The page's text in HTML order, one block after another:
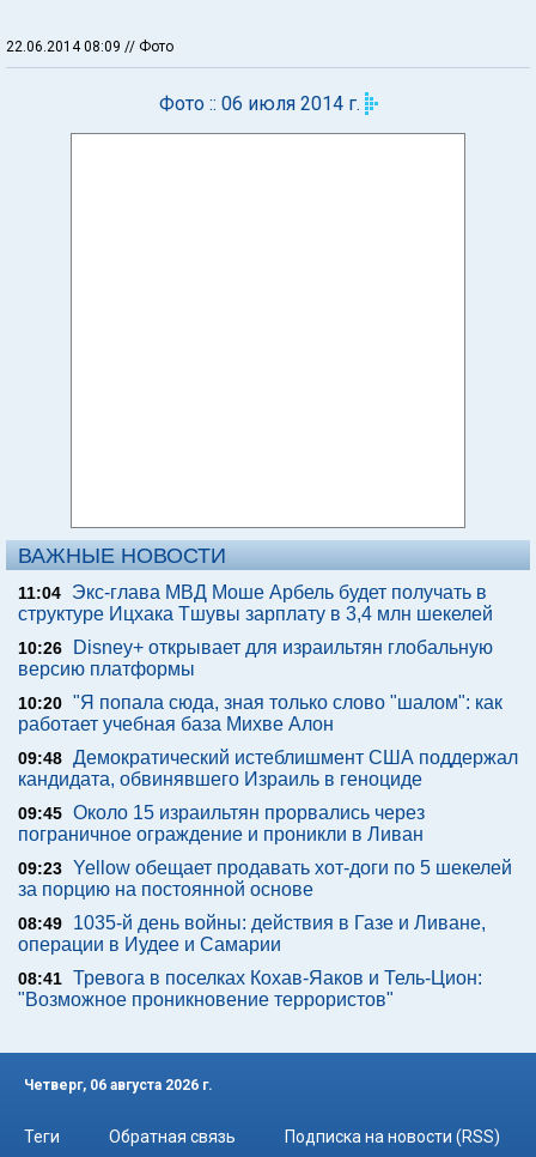
22.06.2014 08:09 // Фото
Фото :: 06 июля 2014 г.
ВАЖНЫЕ НОВОСТИ
11:04
Экс-глава МВД Моше Арбель будет получать в
структуре Ицхака Тшувы зарплату в 3,4 млн шекелей
10:26
Disney+ открывает для израильтян глобальную
версию платформы
10:20 "Я попала сюда, зная только слово "шалом": как
работает учебная база Михве Алон
09:48 Демократический истеблишмент США поддержал
кандидата, обвинявшего Израиль в геноциде
09:45 Около 15 израильтян прорвались через
пограничное ограждение и проникли в Ливан
09:23 Yellow обещает продавать хот-доги по 5 шекелей
за порцию на постоянной основе
08:49
1035-й день войны: действия в Газе и Ливане,
операции в Иудее и Самарии
08:41 Тревога в поселках Кохав-Яаков и Тель-Цион:
"Возможное проникновение террористов"
Четверг, 06 августа 2026 г.
Теги Обратная связь Подписка на новости (RSS)